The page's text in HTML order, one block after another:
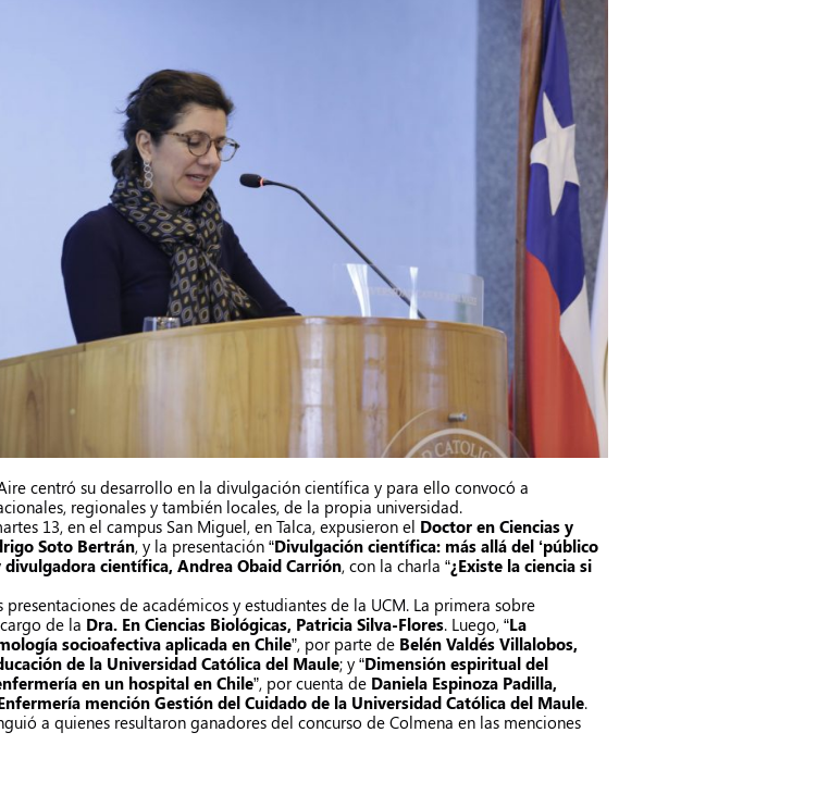
centró su desarrollo en la divulgación científica y para ello convocó a
regionales y también locales, de la propia universidad.
13, en el campus San Miguel, en Talca, expusieron el Doctor en Ciencias y
Soto Bertrán, y la presentación “Divulgación científica: más allá del ‘público
divulgadora científica, Andrea Obaid Carrión, con la charla “¿Existe la ciencia si
de académicos y estudiantes de la UCM. La primera sobre
de la Dra. En Ciencias Biológicas, Patricia Silva-Flores. Luego, “La
socioafectiva aplicada en Chile”, por parte de Belén Valdés Villalobos,
de la Universidad Católica del Maule; y “Dimensión espiritual del
en un hospital en Chile”, por cuenta de Daniela Espinoza Padilla,
mención Gestión del Cuidado de la Universidad Católica del Maule.
a quienes resultaron ganadores del concurso de Colmena en las menciones